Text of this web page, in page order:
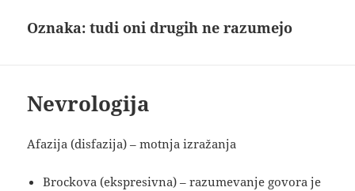
Oznaka:tudi oni drugih ne razumejo
Nevrologija
Afazija (disfazija) – motnja izražanja
Brockova (ekspresivna) – razumevanje govora je